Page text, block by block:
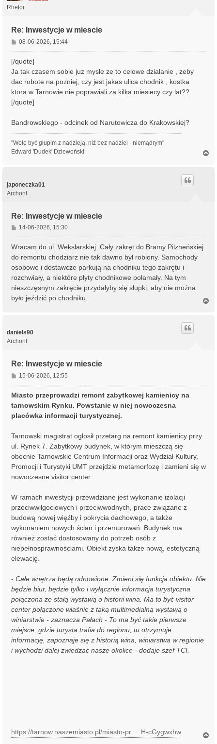
Rhetor
Re: Inwestycje w miescie
P
o
t
08-06-2026, 15:44
[/quote]
Ja tak czasem sobie juz mysle ze to celowe dzialanie , zeby
dac robote na pozniej, czy jest jakas ulica chodnik , kostka
ktora w Tarnowie nie poprawiali za kilka miesiecy czy lat??
[/quote]
Bandrowskiego - odcinek od Narutowicza do Krakowskiej?
"Wolę być głupim z nadzieją, niż bez nadziei - niemądrym"
Edward 'Dudek' Dziewoński
japoneczka01
Archont
Re: Inwestycje w miescie
P
o
s
14-06-2026, 15:30
Wracam do ul. Wekslarskiej. Cały zakręt do Bramy Pilzneńskiej
do remontu chodziarz nie tak dawno był robiony. Samochody
osobowe i dostawcze parkują na chodniku tego zakrętu i
rozchwiały, a niektóre płyty chodnikowe połamały. Na tym
nieszczęsnym zakręcie przydałyby się słupki, aby nie można
było jeździć po chodniku.
daniels90
Archont
Re: Inwestycje w miescie
P
o
s
15-06-2026, 12:55
Miasto przeprowadzi remont zabytkowej kamienicy na
tarnowskim Rynku. Powstanie w niej nowoczesna
placówka informacji turystycznej.
Tarnowski magistrat ogłosił przetarg na remont kamienicy przy
ul. Rynek 7. Zabytkowy budynek, w którym mieszczą się
obecnie Tarnowskie Centrum Informacji oraz Wydział Kultury,
Promocji i Turystyki UMT przejdzie metamorfozę i zamieni się w
nowoczesne visitor center.
W ramach inwestycji przewidziane jest wykonanie izolacji
przeciwwilgociowych i przeciwwodnych, prace związane z
budową nowej więźby i pokrycia dachowego, a także
wykonaniem nowych ścian i przemurowań. Budynek ma
również zostać dostosowany do potrzeb osób z
niepełnosprawnościami. Obiekt zyska także nową, estetyczną
elewację.
- Całe wnętrza będą odnowione. Zmieni się funkcja obiektu. Nie
będzie biur, będzie tylko i wyłącznie informacja turystyczna
połączona ze stałą wystawą o historii wina. Ma to być visitor
center połączone właśnie z taką multimedialną wystawą o
winiarstwie - zaznacza Pałach - To ma być takie pierwsze
miejsce, gdzie turysta trafia do regionu, tu otrzymuje
informację, zapoznaje się z historią wina, winiarstwa w regionie
i wychodzi dalej zwiedzać nasze okolice - dodaje szef TCI.
https://tarnow.naszemiasto.pl/miasto-pr ... H-cGygwxhw